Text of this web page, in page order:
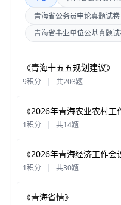
青海省公务员申论真题试卷
青海省事业单位公基真题
《青海十五五规划建议》
9积分 | 共203题
《2026年青海农业农村工
1积分 | 共14题
《2026年青海经济工作会
1积分 | 共30题
《青海省情》